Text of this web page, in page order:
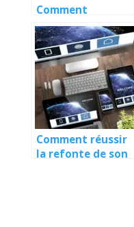
Comment
conquérir le
marché
guadeloupéen en
ligne.
Comment réussir
la refonte de son